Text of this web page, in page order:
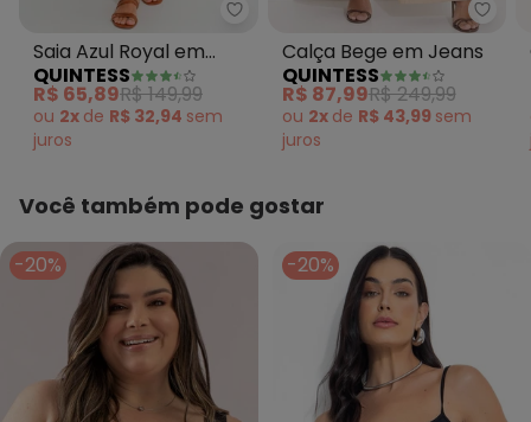
Quintess - Saia Azul Royal em
Saia Azul Royal em
Crepe Plano
QUINTESS
R$ 65,89R$ 149,99
ou 2x de R$ 32,94 sem
juros
Calça Bege em Jeans
QUINTESS
R$ 87,99R$ 249,99
ou 2x de R$ 43,99 sem
juros
Você também pode gostar
-20% -20%